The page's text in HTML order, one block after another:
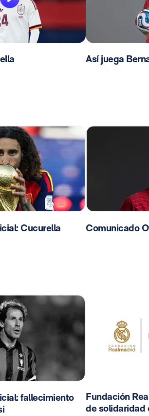
Así juega
Cucurella Comunicado
fallecimiento
Fundación
de solidaridad